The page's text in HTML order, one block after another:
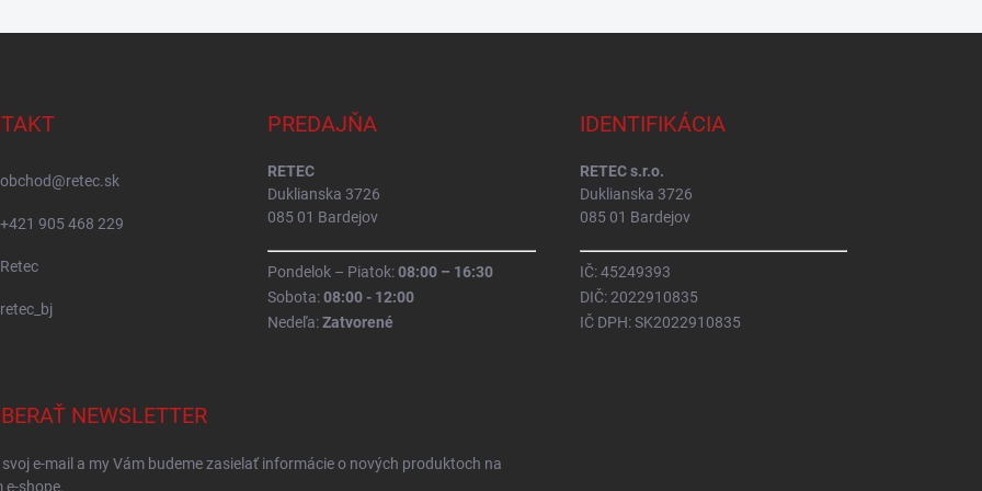
obchod@retec.sk
+421 905 468 229
Retec
retec_bj
PREDAJŇA
RETEC
Duklianska 3726
085 01 Bardejov
Pondelok – Piatok:08:00 – 16:30
Sobota:08:00 - 12:00
Nedeľa:Zatvorené
IDENTIFIKÁCIA
RETEC s.r.o.
Duklianska 3726
085 01 Bardejov
IČ: 45249393
DIČ: 2022910835
IČ DPH: SK2022910835
NEWSLETTER
e-mail a my Vám budeme zasielať informácie o nových produktoch na
e-shope.